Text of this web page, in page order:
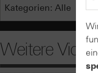
Weitere